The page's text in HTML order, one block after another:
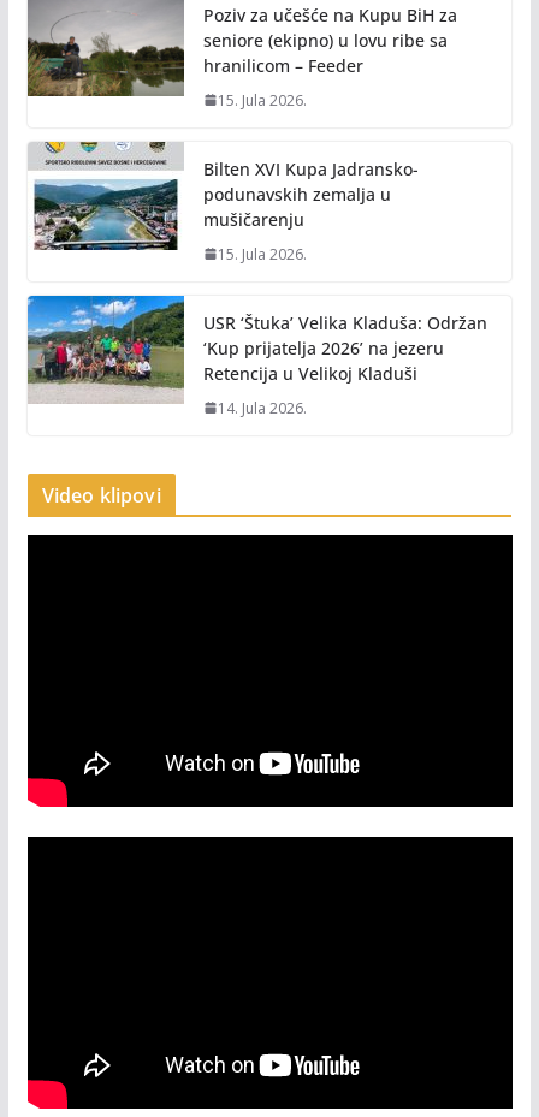
Poziv za učešće na Kupu BiH za
seniore (ekipno) u lovu ribe sa
hranilicom – Feeder
15. Jula 2026.
Bilten XVI Kupa Jadransko-
podunavskih zemalja u
mušičarenju
15. Jula 2026.
USR ‘Štuka’ Velika Kladuša: Održan
‘Kup prijatelja 2026’ na jezeru
Retencija u Velikoj Kladuši
14. Jula 2026.
Video klipovi